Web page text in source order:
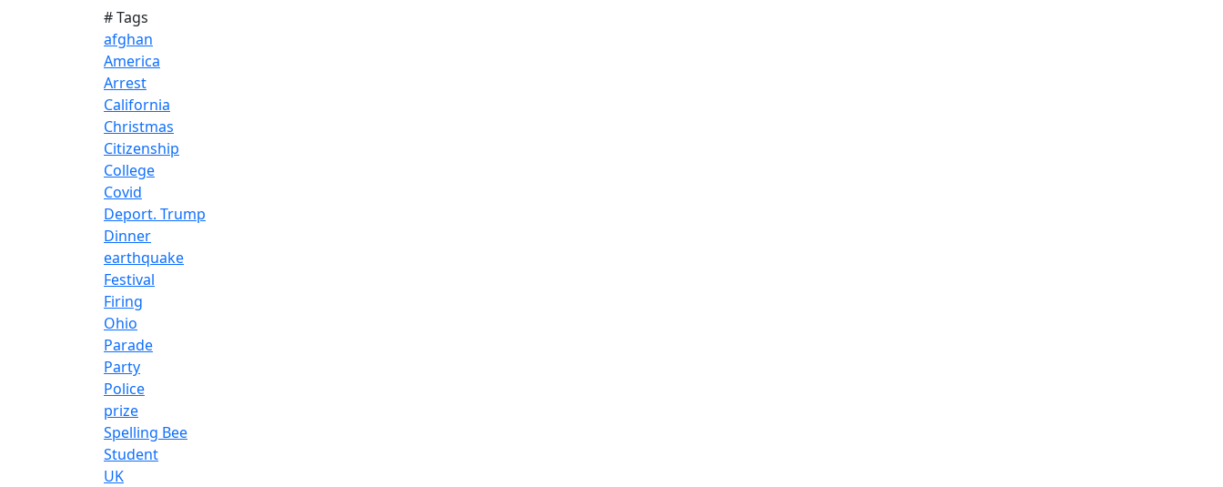
# Tags
afghan
America
Arrest
California
Christmas
Citizenship
College
Covid
Deport. Trump
Dinner
earthquake
Festival
Firing
Ohio
Parade
Party
Police
prize
Spelling Bee
Student
UK